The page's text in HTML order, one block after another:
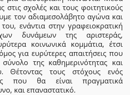
σχολές και τους φοιτητικούς
τον αδιαμεσολάβητο αγώνα και
ενάντια στην γραφειοκρατική
δυνάμεων της αριστεράς,
κοινωνικά κομμάτια, έτσι
για ευρύτερες απαιτήσεις που
της καθημερινότητας και
Θέτοντας τους στόχους ενός
που θα είναι πραγματικά
και επαναστατικό.